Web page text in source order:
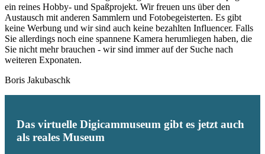
ein reines Hobby- und Spaßprojekt. Wir freuen uns über den
Austausch mit anderen Sammlern und Fotobegeisterten. Es gibt
keine Werbung und wir sind auch keine bezahlten Influencer. Falls
Sie allerdings noch eine spannene Kamera herumliegen haben, die
Sie nicht mehr brauchen - wir sind immer auf der Suche nach
weiteren Exponaten.
Boris Jakubaschk
Das virtuelle Digicammuseum gibt es jetzt auch
als reales Museum